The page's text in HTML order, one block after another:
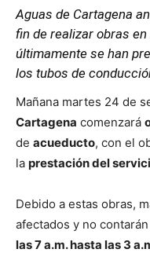
Aguas de Cartagena
fin de realizar obras
últimamente se han
los tubos de
Mañana martes 24 de
Cartagena comenzará
de acueducto, con el
la prestación del
Debido a estas obras,
afectados y no
las 7 a.m. hasta las 3